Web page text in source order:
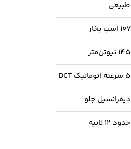
طبیعی
۱۰۷ اسب بخار
۱۴۵ نیوتن‌متر
۵ سرعته اتوماتیک DCT
دیفرانسیل جلو
حدود ۱۲ ثانیه